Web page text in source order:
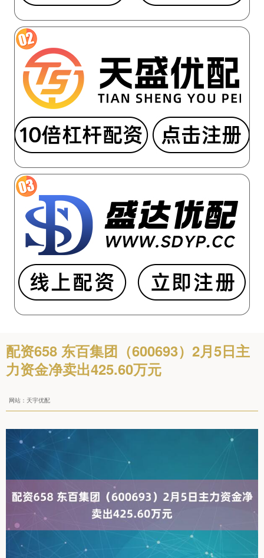
配资658 东百集团（600693）2月5日主
力资金净卖出425.60万元
网站：天宇优配